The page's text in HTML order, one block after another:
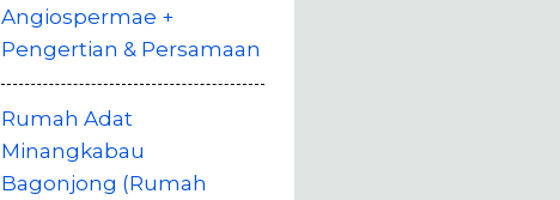
Angiospermae +
Pengertian & Persamaan
Rumah Adat
Minangkabau
Bagonjong (Rumah